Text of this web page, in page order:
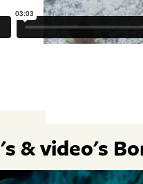
& video's